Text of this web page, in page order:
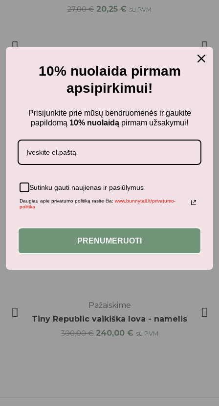
27,00€ 20,25 € su PVM
Neseniai žiūrėti produktai
Pažaiskime
Tiny Republic vaikiška lova - namelis
300,00€ 240,00 € su PVM
10% nuolaida pirmam
apsipirkimui!
Prisijunkite prie mūsų bendruomenės ir gaukite
papildomą 10% nuolaidą pirmam užsakymui!
Sutinku gauti naujienas ir pasiūlymus
Daugiau apie privatumo politiką rasite čia: www.bunnytail.lt/privatumo-
politika
PRENUMERUOTI